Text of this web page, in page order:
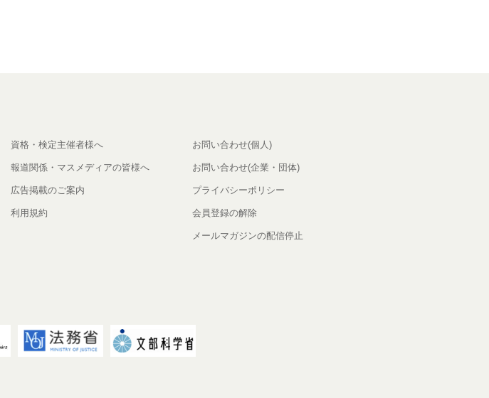
資格・検定主催者様へ
報道関係・マスメディアの皆様へ
広告掲載のご案内
利用規約
お問い合わせ(個人)
お問い合わせ(企業・団体)
プライバシーポリシー
会員登録の解除
メールマガジンの配信停止